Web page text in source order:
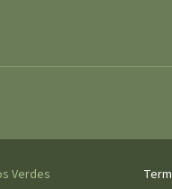
Verdes